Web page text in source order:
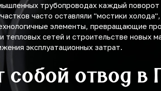
трубопроводах каждый
часто оставляли "мостики
элементы, превращающие
сетей и строительстве новых
эксплуатационных затрат.
собой отвод